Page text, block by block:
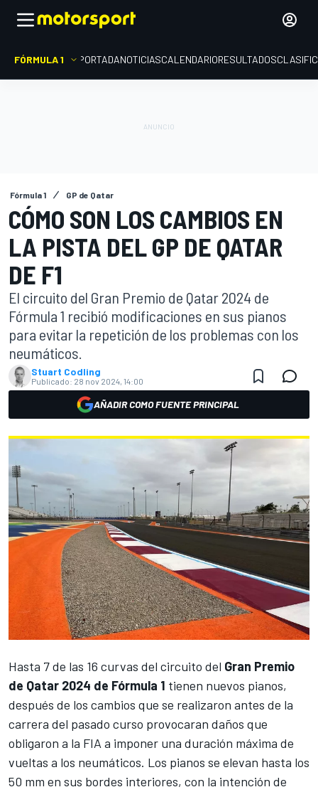
FÓRMULA 1 PORTADANOTICIASCALENDARIORESULTADOS
Fórmula 1 GP de Qatar
CÓMO SON LOS CAMBIOS EN
LA PISTA DEL GP DE QATAR
DE F1
El circuito del Gran Premio de Qatar 2024 de
Fórmula 1 recibió modificaciones en sus pianos
para evitar la repetición de los problemas con los
neumáticos.
Stuart Codling
Publicado: 28 nov 2024, 14:00
AÑADIR COMO FUENTE PRINCIPAL
Hasta 7 de las 16 curvas del circuito del Gran Premio
de Qatar 2024 de Fórmula 1 tienen nuevos pianos,
después de los cambios que se realizaron antes de la
carrera del pasado curso provocaran daños que
obligaron a la FIA a imponer una duración máxima de
vueltas a los neumáticos. Los pianos se elevan hasta los
50 mm en sus bordes interiores, con la intención de